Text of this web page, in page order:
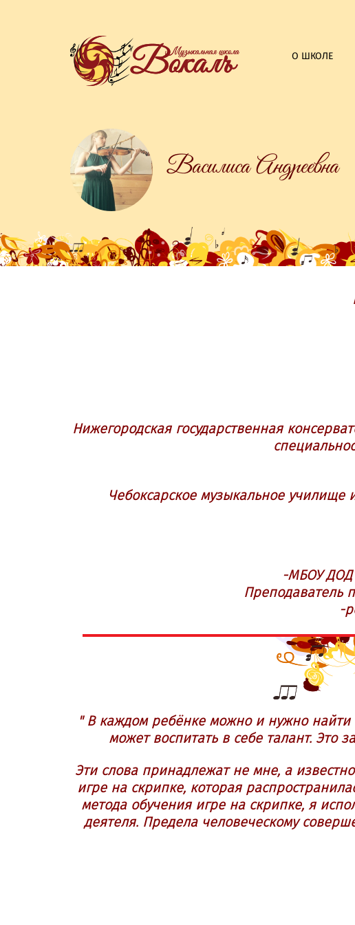
О ШКОЛЕ
Василиса Андреевна
Нижегородская государственная
Чебоксарское музыкальное училище
-МБОУ ДОД
Преподаватель
-
" В каждом ребёнке можно и нужно найти
может воспитать в себе талант.
Эти слова принадлежат не мне, а
игре на скрипке, которая
метода обучения игре на скрипке, я
деятеля. Предела человеческому